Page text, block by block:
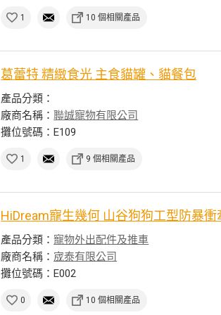
1 10 個相關產品
葛蕾特 精緻食光 主食貓罐、貓餐包
產品分類：
廠商名稱：聯誠寵物有限公司
攤位號碼：E109
1 9 個相關產品
HiDream寵生幾何 山谷狗狗工型防暴衝
產品分類：寵物外出配件及推車
廠商名稱： 宬泰有限公司
攤位號碼：E002
0 10 個相關產品